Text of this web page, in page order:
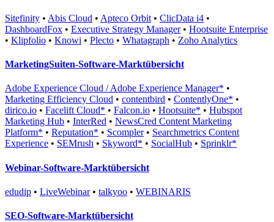
Sitefinity • Abis Cloud • Apteco Orbit • ClicData i4 •
DashboardFox • Executive Strategy Manager• Hootsuite Enterprise
• Klipfolio • Knowi • Plecto • Whatagraph • Zoho Analytics
MarketingSuiten-Software-Marktübersicht
Adobe Experience Cloud / Adobe Experience Manager* •
Marketing Efficiency Cloud • contentbird • ContentlyOne* •
dirico.io • Facelift Cloud* • Falcon.io • Hootsuite* • Hubspot
Marketing Hub • InterRed • NewsCred Content Marketing
Platform* • Reputation* • Scompler• Searchmetrics Content
Experience • SEMrush • Skyword* • SocialHub • Sprinklr*
Webinar-Software-Marktübersicht
edudip • LiveWebinar• talkyoo • WEBINARIS
SEO-Software-Marktübersicht